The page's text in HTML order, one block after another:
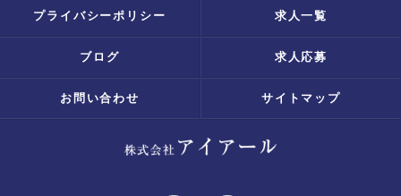
プライバシーポリシー 求人一覧
ブログ 求人応募
お問い合わせ サイトマップ